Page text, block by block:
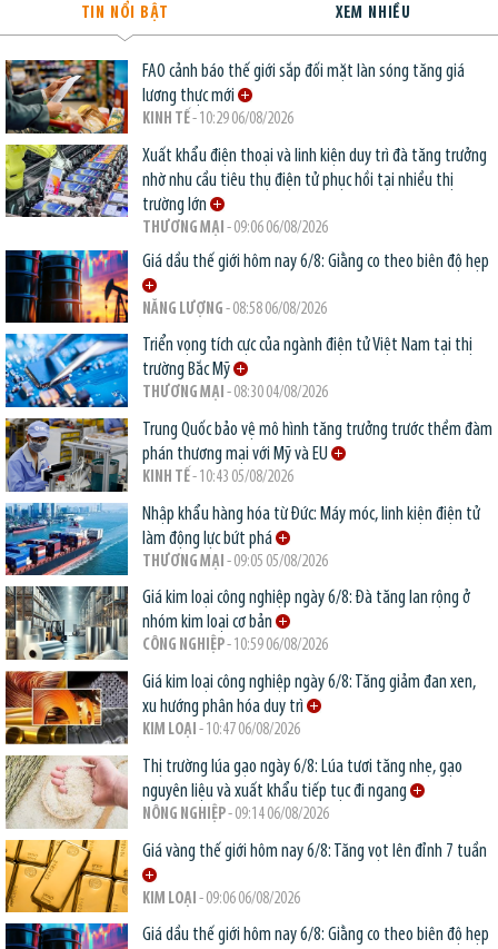
TIN NỔI BẬT XEM NHIỀU
FAO cảnh báo thế giới sắp đối mặt làn sóng tăng giá
lương thực mới
KINH TẾ- 10:29 06/08/2026
Xuất khẩu điện thoại và linh kiện duy trì đà tăng trưởng
nhờ nhu cầu tiêu thụ điện tử phục hồi tại nhiều thị
trường lớn
THƯƠNG MẠI - 09:06 06/08/2026
Giá dầu thế giới hôm nay 6/8: Giằng co theo biên độ hẹp
NĂNG LƯỢNG - 08:58 06/08/2026
Triển vọng tích cực của ngành điện tử Việt Nam tại thị
trường Bắc Mỹ
THƯƠNG MẠI - 08:30 04/08/2026
Trung Quốc bảo vệ mô hình tăng trưởng trước thềm đàm
phán thương mại với Mỹ và EU
KINH TẾ- 10:43 05/08/2026
Nhập khẩu hàng hóa từ Đức: Máy móc, linh kiện điện tử
làm động lực bứt phá
THƯƠNG MẠI - 09:05 05/08/2026
Giá kim loại công nghiệp ngày 6/8: Đà tăng lan rộng ở
nhóm kim loại cơ bản
CÔNG NGHIỆP- 10:59 06/08/2026
Giá kim loại công nghiệp ngày 6/8: Tăng giảm đan xen,
xu hướng phân hóa duy trì
KIM LOẠI - 10:47 06/08/2026
Thị trường lúa gạo ngày 6/8: Lúa tươi tăng nhẹ, gạo
nguyên liệu và xuất khẩu tiếp tục đi ngang
NÔNG NGHIỆP- 09:14 06/08/2026
Giá vàng thế giới hôm nay 6/8: Tăng vọt lên đỉnh 7 tuần
KIM LOẠI - 09:06 06/08/2026
Giá dầu thế giới hôm nay 6/8: Giằng co theo biên độ hẹp